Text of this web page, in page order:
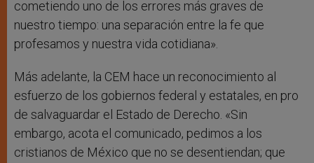
cometiendo uno de los errores más graves de
nuestro tiempo: una separación entre la fe que
profesamos y nuestra vida cotidiana».
Más adelante, la CEM hace un reconocimiento al
esfuerzo de los gobiernos federal y estatales, en pro
de salvaguardar el Estado de Derecho. «Sin
embargo, acota el comunicado, pedimos a los
cristianos de México que no se desentiendan; que